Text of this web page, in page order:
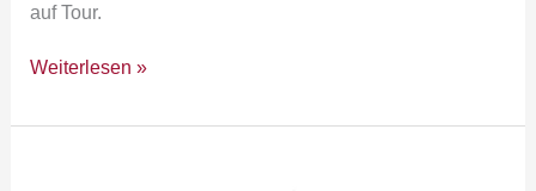
auf Tour.
Weiterlesen »